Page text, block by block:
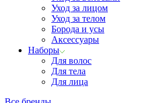
Уход за лицом
Уход за телом
Борода и усы
Аксессуары
Наборы
Для волос
Для тела
Для лица